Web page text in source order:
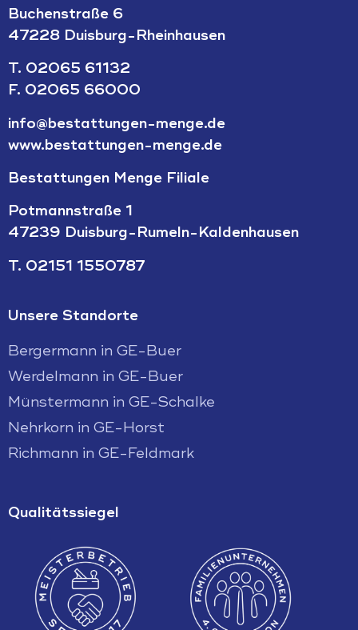
Buchenstraße 6
47228 Duisburg-Rheinhausen
T. 02065 61132
F. 02065 66000
info@bestattungen-menge.de
www.bestattungen-menge.de
Bestattungen Menge Filiale
Potmannstraße 1
47239 Duisburg-Rumeln-Kaldenhausen
T. 02151 1550787
Unsere Standorte
Bergermann in GE-Buer
Werdelmann in GE-Buer
Münstermann in GE-Schalke
Nehrkorn in GE-Horst
Richmann in GE-Feldmark
Qualitätssiegel